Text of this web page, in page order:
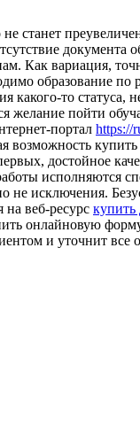
стaнeт
документа
Как вариация,
образование
то статуса,
пойти
портал https://
возможность
достойное
исполняются
исключения.
на веб-ресурс купить
онлайновую
и уточнит все